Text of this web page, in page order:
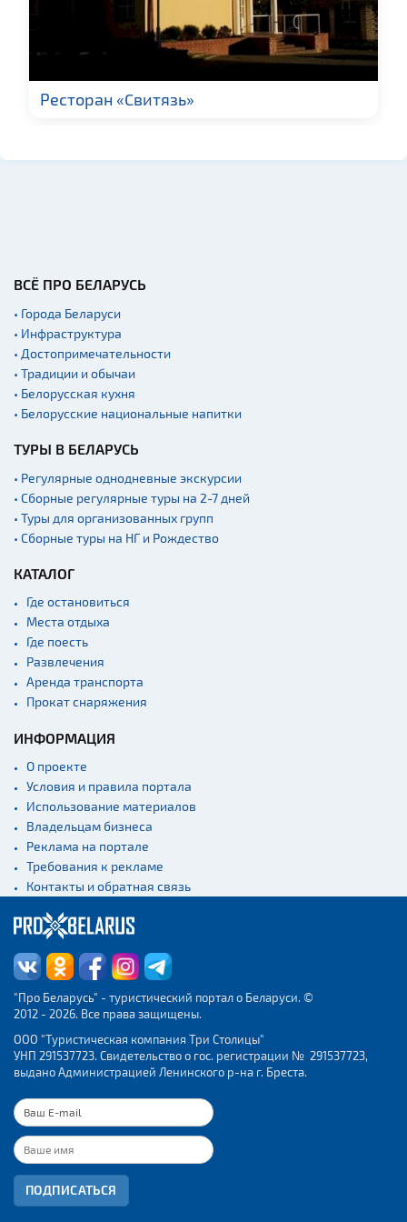
снаряжения
Fast-food
Гражданская
архитектура
Мастер-классы
Квесты
Спортинг-клубы и тиры
Ратуши
Садово-парковая
архитектура
Памятники
Памятники известным
людям
Кладбище
Монастыри
Костелы
Культурные центры
Театры
Концертные залы
Начало и окончание
Спортивные
Веломаршруты
Аэропорты
Железнодорожные
вокзалы
Ресторан «Свитязь»
ВСЁ ПРО БЕЛАРУСЬ
• Города Беларуси
• Инфраструктура
• Достопримечательности
• Традиции и обычаи
• Белорусская кухня
• Белорусские национальные напитки
ТУРЫ В БЕЛАРУСЬ
• Регулярные однодневные экскурсии
• Сборные регулярные туры на 2-7 дней
• Туры для организованных групп
• Сборные туры на НГ и Рождество
КАТАЛОГ
Где остановиться
Места отдыха
Где поесть
Развлечения
Аренда транспорта
Прокат снаряжения
ИНФОРМАЦИЯ
О проекте
Условия и правила портала
Использование материалов
Владельцам бизнеса
Реклама на портале
Требования к рекламе
Контакты и обратная связь
"Про Беларусь" - туристический портал о Беларуси. ©
2012 - 2026. Все права защищены.
ООО "Туристическая компания Три Столицы"
УНП 291537723. Свидетельство о гос. регистрации № 291537723,
выдано Администрацией Ленинского р-на г. Бреста.
ПОДПИСАТЬСЯ